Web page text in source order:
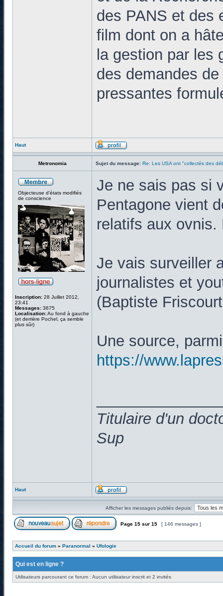
des PANS et des
film dont on a
la gestion par les
des demandes
pressantes
Haut
Metronomia Sujet du message: Re: Les USA ont "collectés des
Objecteuse d'états modifiés
de conscience
Inscription: 28 Juillet 2012,
23:41
Messages: 3675
Localisation:Au fond à gauche
(et derrière Pochel, ça semble
plus sûr)
Je ne sais pas si
Pentagone vient
relatifs aux
Je vais surveiller
journalistes et
(Baptiste
Une source,
https://
Titulaire d'un
Sup
Haut
Afficher les messages publiés depuis:
Page 15 sur 15 [ 146 messages ]
Accueil du forum » Paranormal » Ufologie
Qui est en ligne ?
Utilisateurs parcourant ce forum : Aucun utilisateur inscrit et 2 invités